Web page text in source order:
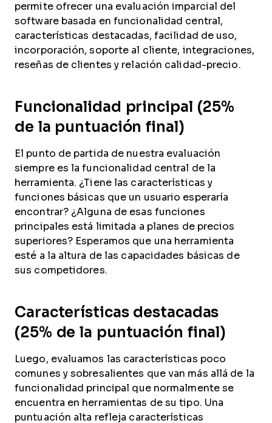
permite ofrecer una evaluación imparcial del
software basada en funcionalidad central,
características destacadas, facilidad de uso,
incorporación, soporte al cliente, integraciones,
reseñas de clientes y relación calidad-precio.
Funcionalidad principal (25%
de la puntuación final)
El punto de partida de nuestra evaluación
siempre es la funcionalidad central de la
herramienta. ¿Tiene las características y
funciones básicas que un usuario esperaría
encontrar? ¿Alguna de esas funciones
principales está limitada a planes de precios
superiores? Esperamos que una herramienta
esté a la altura de las capacidades básicas de
sus competidores.
Características destacadas
(25% de la puntuación final)
Luego, evaluamos las características poco
comunes y sobresalientes que van más allá de la
funcionalidad principal que normalmente se
encuentra en herramientas de su tipo. Una
puntuación alta refleja características